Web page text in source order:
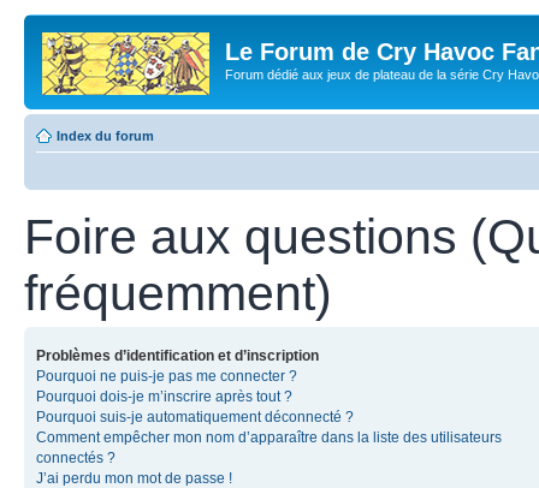
Le Forum de Cry Havoc
Forum dédié aux jeux de plateau de la série Cry
Index du forum
Foire aux questions
fréquemment)
Problèmes d’identification et d’inscription
Pourquoi ne puis-je pas me connecter ?
Pourquoi dois-je m’inscrire après tout ?
Pourquoi suis-je automatiquement déconnecté ?
Comment empêcher mon nom d’apparaître dans la liste des utilisateurs
connectés ?
J’ai perdu mon mot de passe !